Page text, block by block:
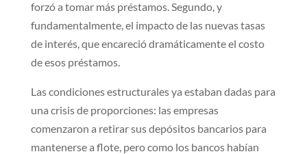
forzó a tomar más préstamos. Segundo, y
fundamentalmente, el impacto de las nuevas tasas
de interés, que encareció dramáticamente el costo
de esos préstamos.
Las condiciones estructurales ya estaban dadas para
una crisis de proporciones: las empresas
comenzaron a retirar sus depósitos bancarios para
mantenerse a flote, pero como los bancos habían